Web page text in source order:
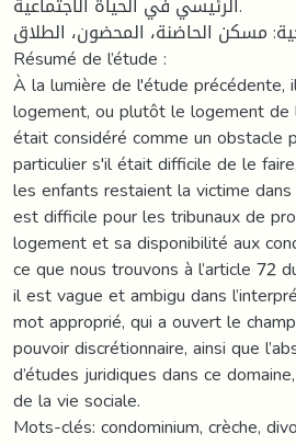
مسكن الحاضنة، المحضون، الطلاق.
Résumé de l’étude :
À la lumière de l'étude
logement, ou plutôt le logement de
était considéré comme un obstacle
particulier s'il était difficile de le
les enfants restaient la victime
est difficile pour les tribunaux de
logement et sa disponibilité aux
ce que nous trouvons à l’article 72
il est vague et ambigu dans
mot approprié, qui a ouvert le
pouvoir discrétionnaire, ainsi que
d’études juridiques dans ce
de la vie sociale.
Mots-clés: condominium, crèche,